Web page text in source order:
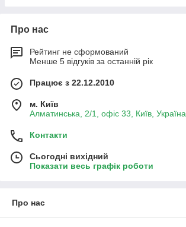
Про нас
Рейтинг не сформований
Менше 5 відгуків за останній рік
Працює з 22.12.2010
м. Київ
Алматинська, 2/1, офіс 33, Київ, Україна
Контакти
Сьогодні вихідний
Показати весь графік роботи
Про нас